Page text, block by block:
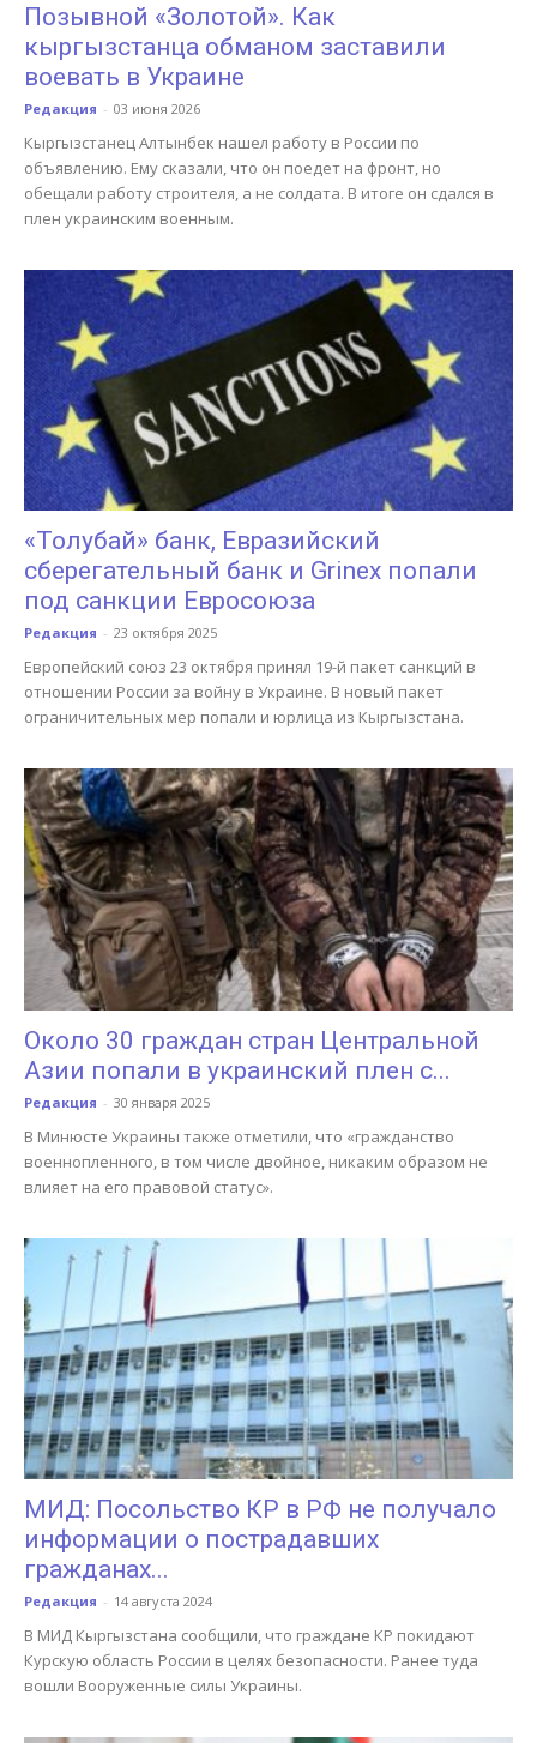
Позывной «Золотой». Как
кыргызстанца обманом заставили
воевать в Украине
Редакция - 03 июня 2026
Кыргызстанец Алтынбек нашел работу в России по
объявлению. Ему сказали, что он поедет на фронт, но
обещали работу строителя, а не солдата. В итоге он сдался в
плен украинским военным.
«Толубай» банк, Евразийский
сберегательный банк и Grinex попали
под санкции Евросоюза
Редакция - 23 октября 2025
Европейский союз 23 октября принял 19-й пакет санкций в
отношении России за войну в Украине. В новый пакет
ограничительных мер попали и юрлица из Кыргызстана.
Около 30 граждан стран Центральной
Азии попали в украинский плен с...
Редакция - 30 января 2025
В Минюсте Украины также отметили, что «гражданство
военнопленного, в том числе двойное, никаким образом не
влияет на его правовой статус».
МИД: Посольство КР в РФ не получало
информации о пострадавших
гражданах...
Редакция - 14 августа 2024
В МИД Кыргызстана сообщили, что граждане КР покидают
Курскую область России в целях безопасности. Ранее туда
вошли Вооруженные силы Украины.